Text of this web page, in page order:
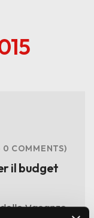
0 COMMENTS
il budget
Vacanze